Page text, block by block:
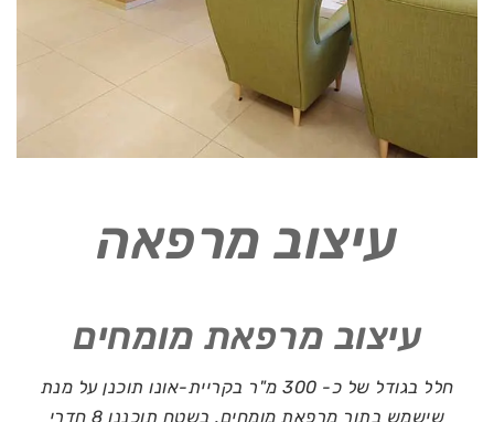
עיצוב מרפאה
עיצוב מרפאת מומחים
חלל בגודל של כ- 300 מ"ר בקריית-אונו תוכנן על מנת
שישמש בתור מרפאת מומחים. בשטח תוכננו 8 חדרי